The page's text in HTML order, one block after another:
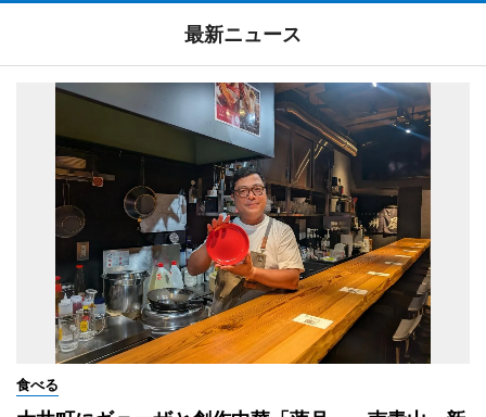
最新ニュース
食べる